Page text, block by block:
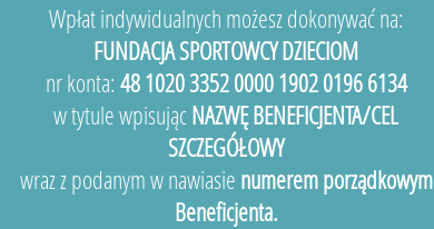
Wpłat indywidualnych możesz dokonywać na:
FUNDACJA SPORTOWCY DZIECIOM
nr konta: 48 1020 3352 0000 1902 0196 6134
w tytule wpisującNAZWĘ BENEFICJENTA/CEL
SZCZEGÓŁOWY
wraz z podanym w nawiasie numerem porządkowym
Beneficjenta.